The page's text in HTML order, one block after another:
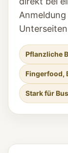
Pflanzliche
Fingerfood,
Stark für